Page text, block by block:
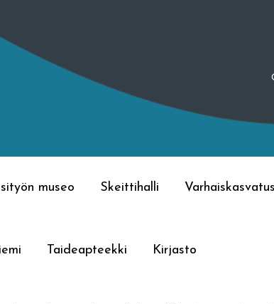
museo Skeittihalli Varhaiskasvatus
Taideapteekki Kirjasto